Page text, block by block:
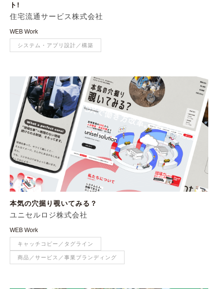
ト!
住宅流通サービス株式会社
WEB Work
システム・アプリ設計／構築
本気の穴掘り覗いてみる？
ユニセルロジ株式会社
WEB Work
キャッチコピー／タグライン
商品／サービス／事業ブランディング